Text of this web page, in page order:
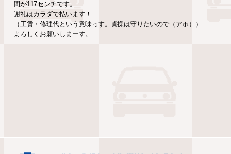
間が117センチです。
謝礼はカラダで払います！
（工賃・修理代という意味っす。貞操は守りたいので（アホ））
よろしくお願いしまーす。